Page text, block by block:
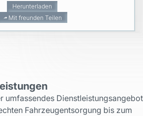
Herunterladen
Mit freunden Teilen
umfassendes Dienstleistungsangebot
Fahrzeugentsorgung bis zum